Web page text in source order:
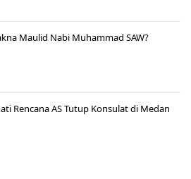
Maulid Nabi Muhammad SAW?
Rencana AS Tutup Konsulat di Medan